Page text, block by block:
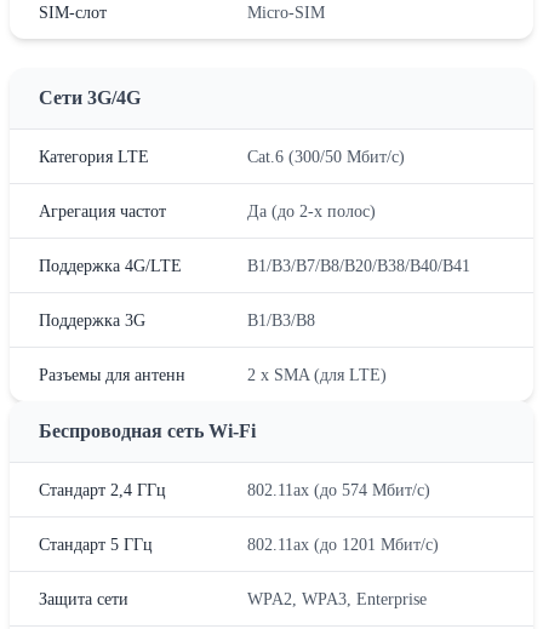
SIM-слот Micro-SIM
Сети 3G/4G
Категория LTE Cat.6 (300/50 Мбит/с)
Агрегация частот Да (до 2-х полос)
Поддержка 4G/LTE B1/B3/B7/B8/B20/B38/B40/B41
Поддержка 3G B1/B3/B8
Разъемы для антенн 2 x SMA (для LTE)
Беспроводная сеть Wi-Fi
Стандарт 2,4 ГГц 802.11ax (до 574 Мбит/с)
Стандарт 5 ГГц 802.11ax (до 1201 Мбит/с)
Защита сети WPA2, WPA3, Enterprise